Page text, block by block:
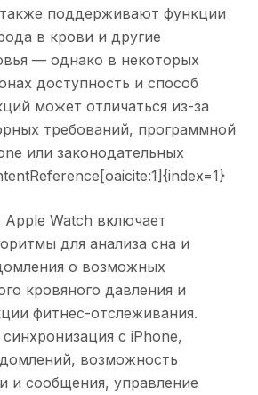
поддерживают функции
в крови и другие
— однако в некоторых
доступность и способ
может отличаться из-за
требований, программной
или законодательных
Watch включает
для анализа сна и
о возможных
кровяного давления и
фитнес-отслеживания.
с iPhone,
возможность
и сообщения, управление